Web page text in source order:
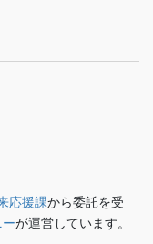
応援課から委託を受
が運営しています。